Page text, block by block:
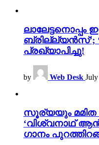
ലാലേട്ടനൊപ്പം
ബ്രില്ല്യൻസ്’;
പ്രഖ്യാപിച്ചു!
by Web Desk
സൂര്യയും മമിത
‘വിശ്വനാഥ്
ഗാനം